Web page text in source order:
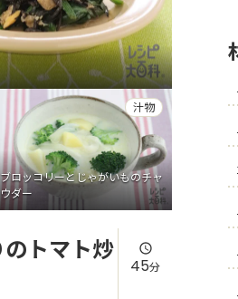
ブロッコリーとじゃがいものチャ
ウダー
汁物
トマト炒
45分